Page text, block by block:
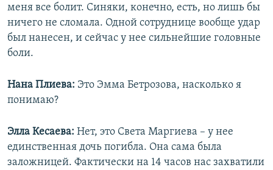
меня все болит. Синяки, конечно, есть, но лишь бы
ничего не сломала. Одной сотруднице вообще удар
был нанесен, и сейчас у нее сильнейшие головные
боли.
Нана Плиева: Это Эмма Бетрозова, насколько я
понимаю?
Элла Кесаева: Нет, это Света Маргиева – у нее
единственная дочь погибла. Она сама была
заложницей. Фактически на 14 часов нас захватили